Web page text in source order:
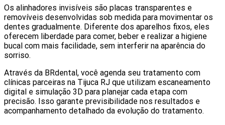
Os alinhadores invisíveis são placas transparentes e
removíveis desenvolvidas sob medida para movimentar os
dentes gradualmente. Diferente dos aparelhos fixos, eles
oferecem liberdade para comer, beber e realizar a higiene
bucal com mais facilidade, sem interferir na aparência do
sorriso.
Através da BRdental, você agenda seu tratamento com
clínicas parceiras na Tijuca RJ que utilizam escaneamento
digital e simulação 3D para planejar cada etapa com
precisão. Isso garante previsibilidade nos resultados e
acompanhamento detalhado da evolução do tratamento.